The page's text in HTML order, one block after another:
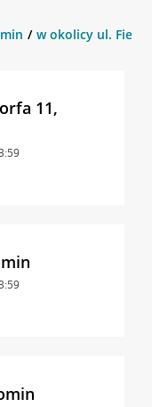
w okolicy ul.
11,